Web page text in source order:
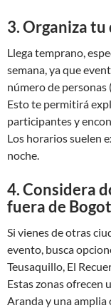
3. Organiza
Llega temprano,
semana, ya que
número de personas
Esto te permitirá
participantes y
Los horarios suelen
noche.
4. Considera
fuera de
Si vienes de otras
evento, busca
Teusaquillo, El
Estas zonas ofrecen
Aranda y una